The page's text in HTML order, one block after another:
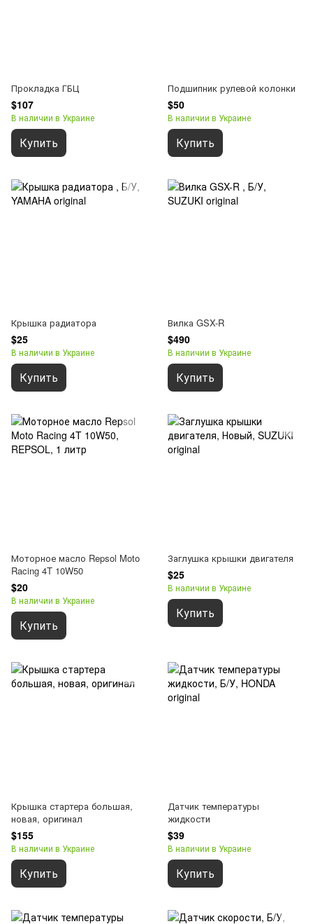
Прокладка ГБЦ
$107
В наличии в Украине
Купить
Подшипник рулевой колонки
$50
В наличии в Украине
Купить
Крышка радиатора
$25
В наличии в Украине
Купить
Вилка GSX-R
$490
В наличии в Украине
Купить
Моторное масло Repsol Moto
Racing 4T 10W50
$20
В наличии в Украине
Купить
Заглушка крышки двигателя
$25
В наличии в Украине
Купить
Крышка стартера большая,
новая, оригинал
$155
В наличии в Украине
Купить
Датчик температуры
жидкости
$39
В наличии в Украине
Купить